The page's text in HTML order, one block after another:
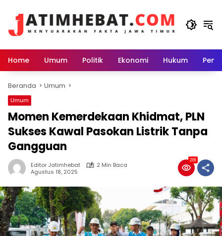
Home Umum Politik Ekonomi Hukum
Beranda Umum
Umum
Momen Kemerdekaan Khidmat, PLN
Sukses Kawal Pasokan Listrik Tanpa
Gangguan
Editor Jatimhebat
2 Min Baca
Agustus 18, 2025
281